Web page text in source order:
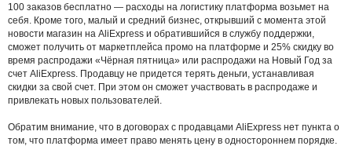
100 заказов бесплатно — расходы на логистику платформа возьмет на
себя. Кроме того, малый и средний бизнес, открывший с момента этой
новости магазин на AliExpress и обратившийся в службу поддержки,
сможет получить от маркетплейса промо на платформе и 25% скидку во
время распродажи «Чёрная пятница» или распродажи на Новый Год за
счет AliExpress. Продавцу не придется терять деньги, устанавливая
скидки за свой счет. При этом он сможет участвовать в распродаже и
привлекать новых пользователей.
Обратим внимание, что в договорах с продавцами AliExpress нет пункта о
том, что платформа имеет право менять цену в одностороннем порядке.